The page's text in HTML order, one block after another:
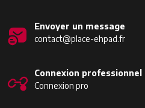
Envoyer un message
contact@place-ehpad.fr
Connexion professionnel
Connexion pro